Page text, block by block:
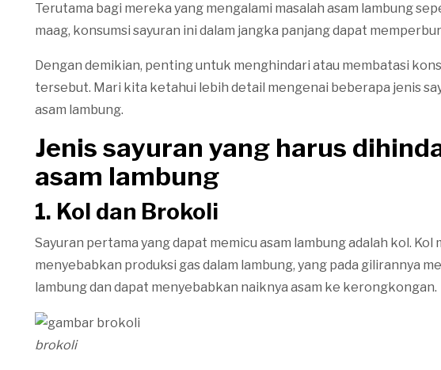
Terutama bagi mereka yang mengalami masalah asam lambung
maag, konsumsi sayuran ini dalam jangka panjang dapat
Dengan demikian, penting untuk menghindari atau membatasi
tersebut. Mari kita ketahui lebih detail mengenai beberapa jenis
asam lambung.
Jenis sayuran yang harus
asam lambung
1. Kol dan Brokoli
Sayuran pertama yang dapat memicu asam lambung adalah kol.
menyebabkan produksi gas dalam lambung, yang pada gilirannya
lambung dan dapat menyebabkan naiknya asam ke kerongkongan.
brokoli